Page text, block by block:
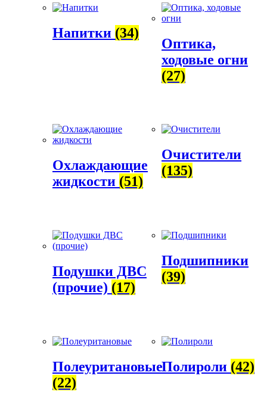
Напитки (34)
Оптика,
ходовые огни
(27)
Охлаждающие
жидкости (51)
Очистители
(135)
Подушки ДВС
(прочие) (17)
Подшипники
(39)
Полеуритановые
(22)
Полироли (42)